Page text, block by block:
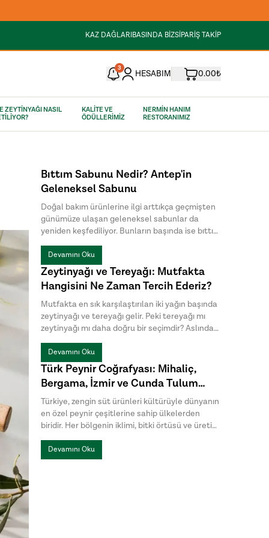
KAZ DAĞLARIBASINDA BİZSİPARİŞ TAKİP
3
HESABIM 0.00₺
ZEYTİNYAĞI NASIL
KALİTE VE
ÖDÜLLERİMİZ
NERMİN HANIM
RESTORANIMIZ
Bıttım Sabunu Nedir? Antep'in
Geleneksel Sabunu
Doğal bakım ürünlerine ilgi arttıkça geçmişten
günümüze ulaşan geleneksel sabunlar da
yeniden keşfediliyor. Bunların başında ise bıttım
sabunu geliyor. Özellikle Güneydoğu Anadolu
Bölgesi'nde uzun yıllardır üretilen bu özel
sabun, doğal içeriği ve sade üretim yöntemiyle
dikkat çekiyor. Halk arasında menengiç sabunu
ya da Antep sabunu olarak da bilinen bıttım
sabunu, kimyasal katkılardan uzak , hem cilt
hem de saç bakımında tercih edilen geleneksel
sabunlar arasında yer alıyor.
Devamını Oku
Zeytinyağı ve Tereyağı: Mutfakta
Hangisini Ne Zaman Tercih Ederiz?
Mutfakta en sık karşılaştırılan iki yağın başında
zeytinyağı ve tereyağı gelir. Peki tereyağı mı
zeytinyağı mı daha doğru bir seçimdir? Aslında
bu sorunun tek bir cevabı yoktur. Hazırlanan
yemeğin türü, istenen aroma ve pişirme
yöntemi, hangi yağın daha uygun olduğunu
belirler.
Devamını Oku
Türk Peynir Coğrafyası: Mihaliç,
Bergama, İzmir ve Cunda Tulum
Peynirleri Arasındaki Farklar
Türkiye, zengin süt ürünleri kültürüyle dünyanın
en özel peynir çeşitlerine sahip ülkelerden
biridir. Her bölgenin iklimi, bitki örtüsü ve üretim
geleneği, peynirlere kendine özgü bir karakter
kazandırır. Türk peynirleri arasında öne çıkan
Mihaliç peyniri, Bergama Tulum, İzmir Tulum ve
Devamını Oku